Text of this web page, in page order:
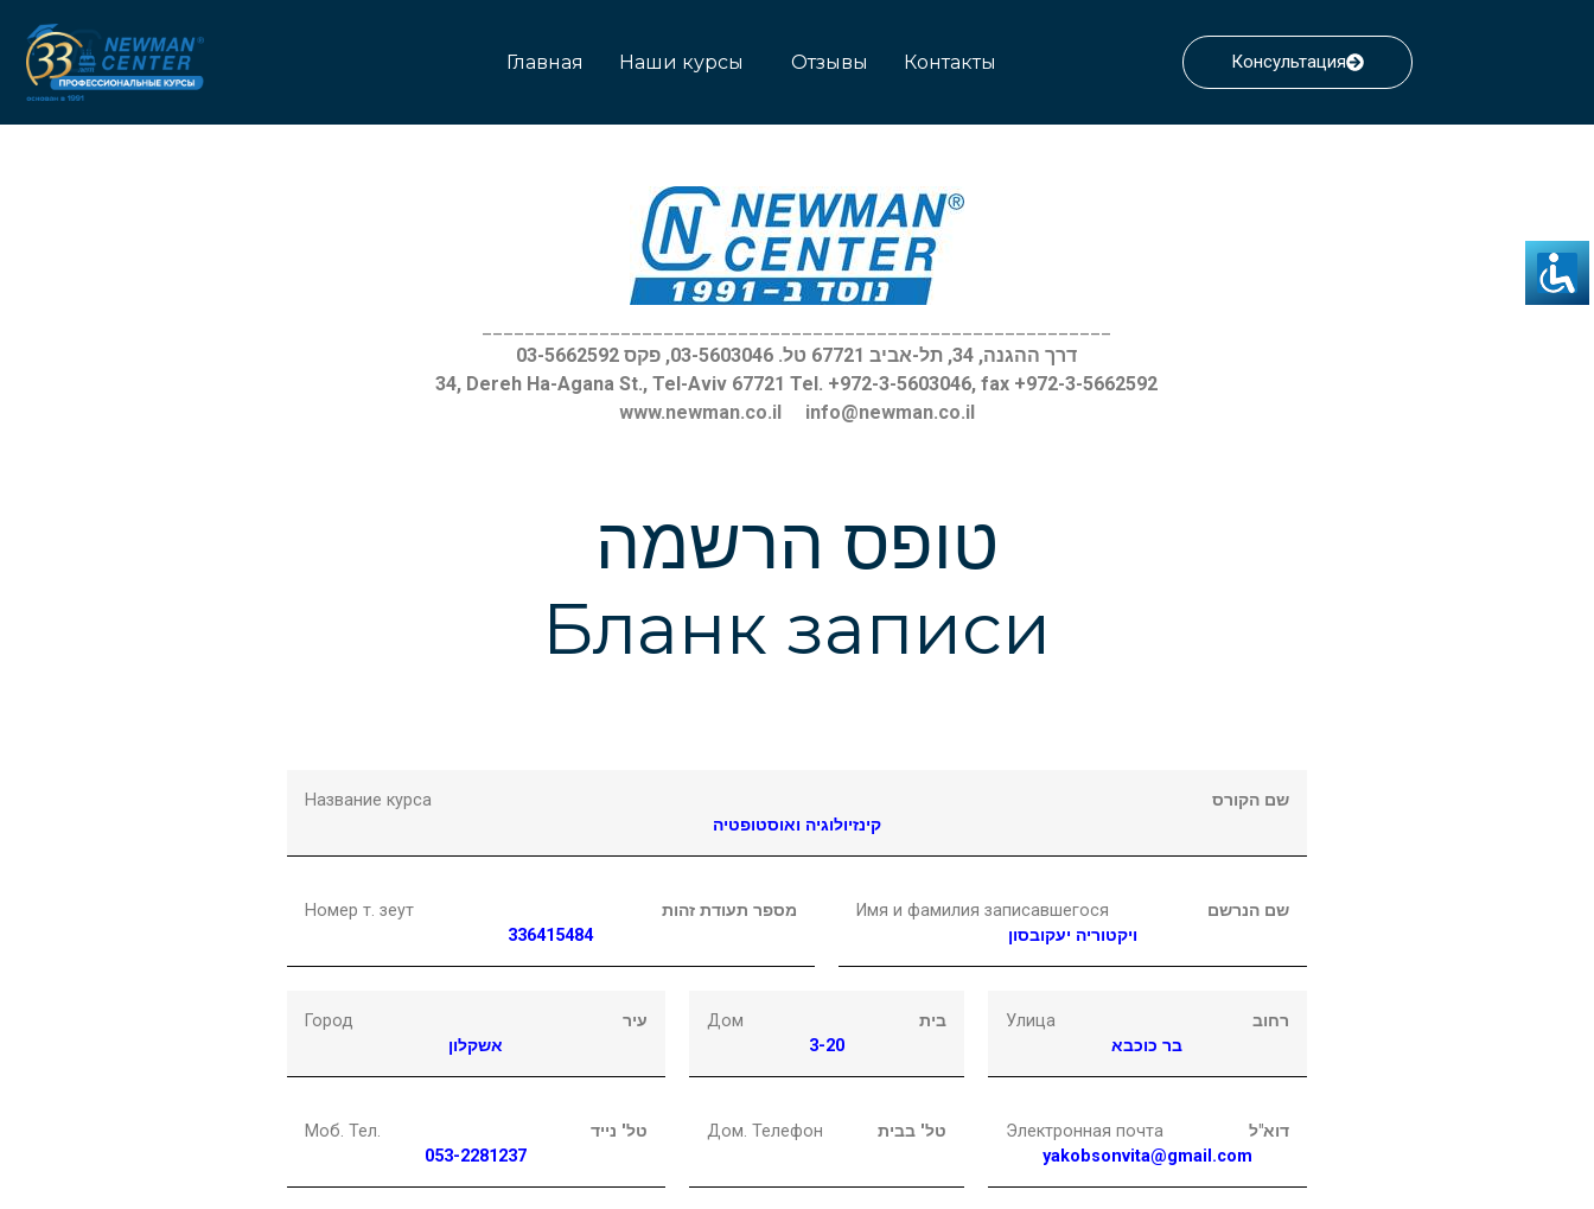
Главная Наши курсы Отзывы Контакты Консультация
דרך ההגנה, 34, תל-אביב 67721 טל. 03-5603046, פקס 03-5662592
34, Dereh Ha-Agana St., Tel-Aviv 67721 Tel. +972-3-5603046, fax +972-3-5662592
www.newman.co.il
info@newman.co.il
טופס הרשמה
Бланк записи
Название курса
שם הקורס
קינזיולוגיה ואוסטופטיה
Номер т. зеут
מספר תעודת זהות
336415484
Имя и фамилия записавшегося
שם הנרשם
ויקטוריה יעקובסון
Город
עיר
אשקלון
Дом
בית
3-20
Улица
רחוב
בר כוכבא
Моб. Тел.
טל' נייד
053-2281237
Дом. Телефон טל' בבית Электронная почта
דוא"ל
yakobsonvita@gmail.com